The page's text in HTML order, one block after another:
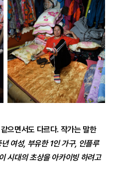
같으면서도 다르다. 작가는 말한
여성, 부유한 1인 가구, 인플루
시대의 초상을 아카이빙 하려고